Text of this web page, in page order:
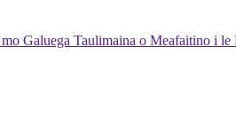
Galuega Taulimaina o Meafaitino i